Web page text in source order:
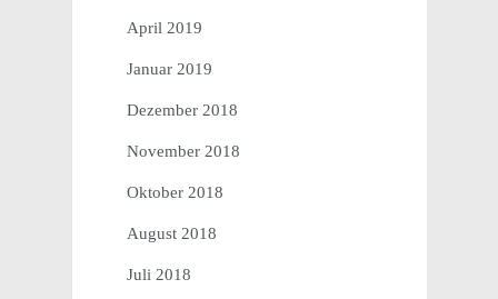
April 2019
Januar 2019
Dezember 2018
November 2018
Oktober 2018
August 2018
Juli 2018